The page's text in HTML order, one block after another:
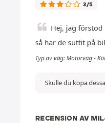
3/5
Hej, jag
så har de suttit på
Typ av väg: Motorväg -
Skulle du köpa
RECENSION AV